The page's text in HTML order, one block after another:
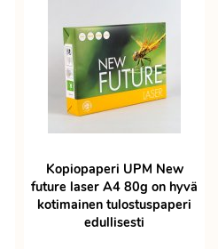
Kopiopaperi UPM New
future laser A4 80g on hyvä
kotimainen tulostuspaperi
edullisesti